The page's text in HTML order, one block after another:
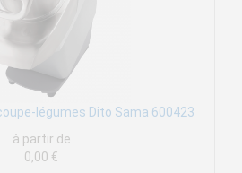
légumes Dito Sama 600423
à partir de
0,00 €